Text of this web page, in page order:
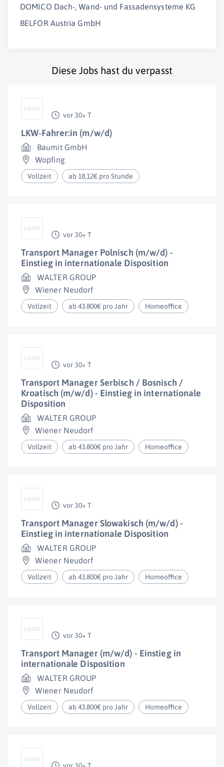
DOMICO Dach-, Wand- und Fassadensysteme KG
BELFOR Austria GmbH
Diese Jobs hast du verpasst
vor 30+ T
LKW-Fahrer:in (m/w/d)
Baumit GmbH
Wopfing
Vollzeit ab 18,12€ pro Stunde
vor 30+ T
Transport Manager Polnisch (m/w/d) -
Einstieg in internationale Disposition
WALTER GROUP
Wiener Neudorf
Vollzeit ab 43.800€ pro Jahr Homeoffice
vor 30+ T
Transport Manager Serbisch / Bosnisch /
Kroatisch (m/w/d) - Einstieg in internationale
Disposition
WALTER GROUP
Wiener Neudorf
Vollzeit ab 43.800€ pro Jahr Homeoffice
vor 30+ T
Transport Manager Slowakisch (m/w/d) -
Einstieg in internationale Disposition
WALTER GROUP
Wiener Neudorf
Vollzeit ab 43.800€ pro Jahr Homeoffice
vor 30+ T
Transport Manager (m/w/d) - Einstieg in
internationale Disposition
WALTER GROUP
Wiener Neudorf
Vollzeit ab 43.800€ pro Jahr Homeoffice